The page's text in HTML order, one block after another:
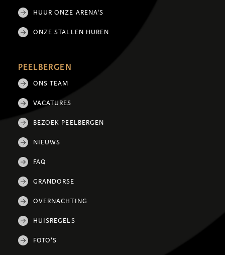
HUUR ONZE ARENA'S
ONZE STALLEN HUREN
PEELBERGEN
ONS TEAM
VACATURES
BEZOEK PEELBERGEN
NIEUWS
FAQ
GRANDORSE
OVERNACHTING
HUISREGELS
FOTO'S